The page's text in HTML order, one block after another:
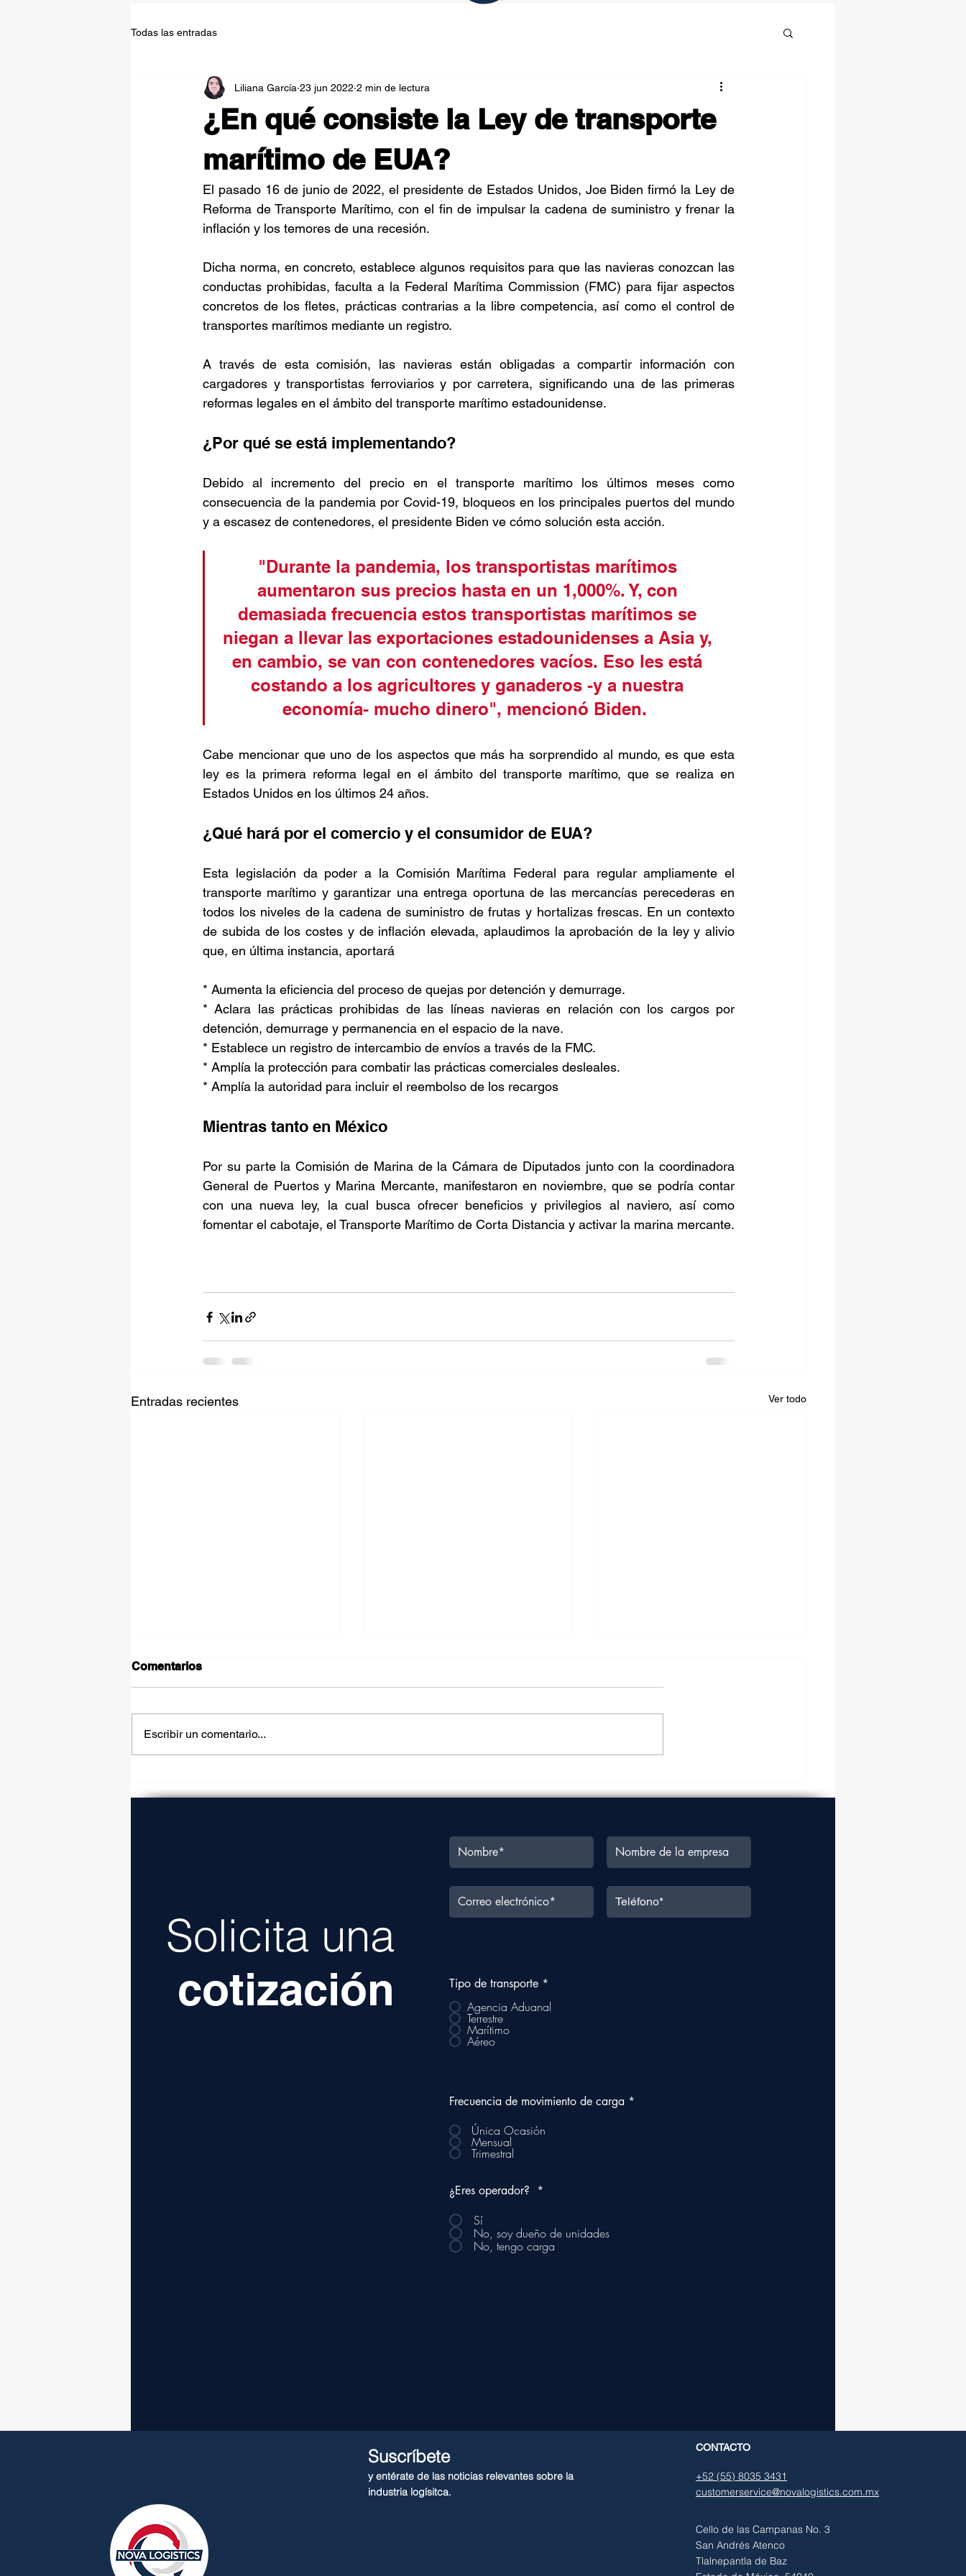
Todas las entradas
¿En qué consiste la Ley de transporte
marítimo de EUA?
Liliana García 23 jun 2022 2 min de lectura
El pasado 16 de junio de 2022, el presidente de Estados Unidos, Joe Biden firmó la Ley de
Reforma de Transporte Marítimo, con el fin de impulsar la cadena de suministro y frenar la
inflación y los temores de una recesión.
Dicha norma, en concreto, establece algunos requisitos para que las navieras conozcan las
conductas prohibidas, faculta a la Federal Marítima Commission (FMC) para fijar aspectos
concretos de los fletes, prácticas contrarias a la libre competencia, así como el control de
transportes marítimos mediante un registro.
A través de esta comisión, las navieras están obligadas a compartir información con
cargadores y transportistas ferroviarios y por carretera, significando una de las primeras
reformas legales en el ámbito del transporte marítimo estadounidense.
¿Por qué se está implementando?
Debido al incremento del precio en el transporte marítimo los últimos meses como
consecuencia de la pandemia por Covid-19, bloqueos en los principales puertos del mundo
y a escasez de contenedores, el presidente Biden ve cómo solución esta acción.
"Durante la pandemia, los transportistas marítimos
aumentaron sus precios hasta en un 1,000%. Y, con
demasiada frecuencia estos transportistas marítimos se
niegan a llevar las exportaciones estadounidenses a Asia y,
en cambio, se van con contenedores vacíos. Eso les está
costando a los agricultores y ganaderos -y a nuestra
economía- mucho dinero", mencionó Biden.
Cabe mencionar que uno de los aspectos que más ha sorprendido al mundo, es que esta
ley es la primera reforma legal en el ámbito del transporte marítimo, que se realiza en
Estados Unidos en los últimos 24 años.
¿Qué hará por el comercio y el consumidor de EUA?
Esta legislación da poder a la Comisión Marítima Federal para regular ampliamente el
transporte marítimo y garantizar una entrega oportuna de las mercancías perecederas en
todos los niveles de la cadena de suministro de frutas y hortalizas frescas. En un contexto
de subida de los costes y de inflación elevada, aplaudimos la aprobación de la ley y alivio
que, en última instancia, aportará
* Aumenta la eficiencia del proceso de quejas por detención y demurrage.
* Aclara las prácticas prohibidas de las líneas navieras en relación con los cargos por
detención, demurrage y permanencia en el espacio de la nave.
* Establece un registro de intercambio de envíos a través de la FMC.
* Amplía la protección para combatir las prácticas comerciales desleales.
* Amplía la autoridad para incluir el reembolso de los recargos
Mientras tanto en México
Por su parte la Comisión de Marina de la Cámara de Diputados junto con la coordinadora
General de Puertos y Marina Mercante, manifestaron en noviembre, que se podría contar
con una nueva ley, la cual busca ofrecer beneficios y privilegios al naviero, así como
Entradas recientes Ver todo
Colombia generará más
marítimo en México podría
4.32% en los próximos
Comentarios
Escribir un comentario...
Solicita una
cotización Tipo de transporte *
Agencia Aduanal
Terrestre
Marítimo
Aéreo
Frecuencia de movimiento de carga *
Única Ocasión
Mensual
Trimestral
¿Eres operador? *
Sí
No, soy dueño de unidades
No, tengo carga
Suscríbete
y entérate de las noticias relevantes sobre la
industria logísitca.
CONTACTO
+52 (55) 8035 3431
customerservice@novalogistics.com.mx
Cello de las Campanas No. 3
San Andrés Atenco
Tlalnepantla de Baz